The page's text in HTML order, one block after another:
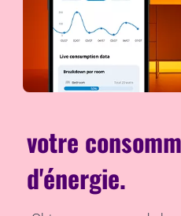
votre
d'énergie.